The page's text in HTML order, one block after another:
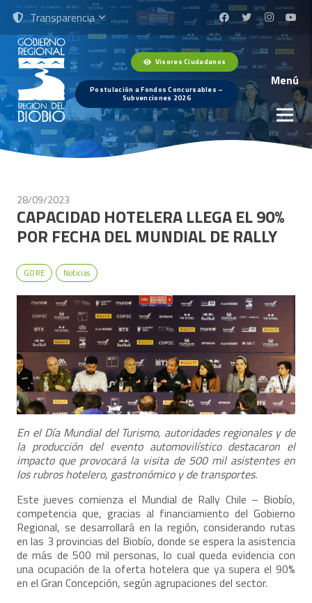
Transparencia
Visores Ciudadanos
Postulación a Fondos Concursables –
Subvenciones 2026
Menú
28/09/2023
CAPACIDAD HOTELERA LLEGA EL 90%
POR FECHA DEL MUNDIAL DE RALLY
GORE Noticias
En el Día Mundial del Turismo, autoridades regionales y de
la producción del evento automovilístico destacaron el
impacto que provocará la visita de 500 mil asistentes en
los rubros hotelero, gastronómico y de transportes.
Este jueves comienza el Mundial de Rally Chile – Biobío,
competencia que, gracias al financiamiento del Gobierno
Regional, se desarrollará en la región, considerando rutas
en las 3 provincias del Biobío, donde se espera la asistencia
de más de 500 mil personas, lo cual queda evidencia con
una ocupación de la oferta hotelera que ya supera el 90%
en el Gran Concepción, según agrupaciones del sector.